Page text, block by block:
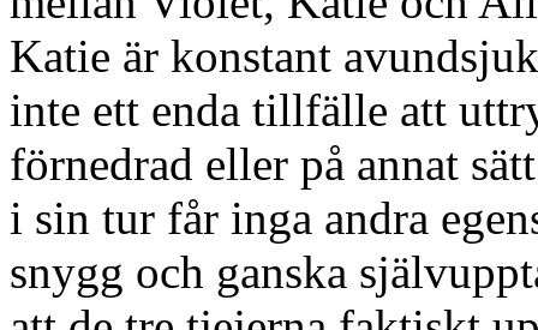
Katie är konstant
inte ett enda tillfälle att
förnedrad eller på annat
i sin tur får inga andra
snygg och ganska